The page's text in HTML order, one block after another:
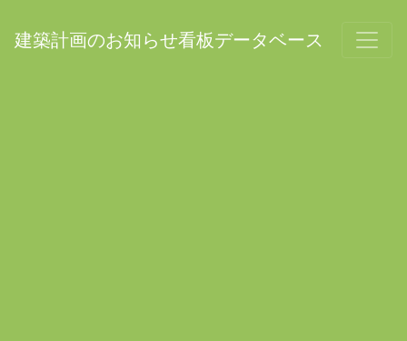
建築計画のお知らせ看板データベース